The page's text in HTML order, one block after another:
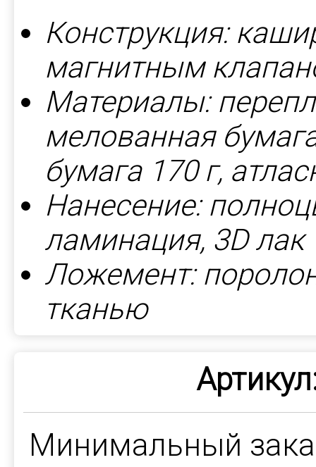
Конструкция:
магнитным
Материалы:
мелованная
бумага 170 г,
Нанесение:
ламинация, 3D лак
Ложемент:
тканью
Минимальный